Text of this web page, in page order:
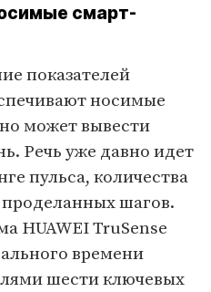
смарт-
показателей
носимые
может вывести
Речь уже давно идет
пульса, количества
шагов.
HUAWEI TruSense
времени
шести ключевых